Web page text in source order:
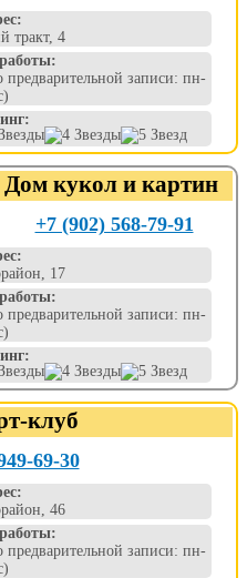
тракт, 4
записи: пн-
кукол и картин
+7 (902) 568-79-91
17
записи: пн-
клуб
69-30
46
записи: пн-